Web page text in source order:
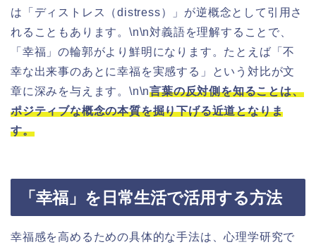
は「ディストレス（distress）」が逆概念として引用さ
れることもあります。\n\n対義語を理解することで、
「幸福」の輪郭がより鮮明になります。たとえば「不
幸な出来事のあとに幸福を実感する」という対比が文
章に深みを与えます。\n\n言葉の反対側を知ることは、
ポジティブな概念の本質を掘り下げる近道となりま
す。
「幸福」を日常生活で活用する方法
幸福感を高めるための具体的な手法は、心理学研究で